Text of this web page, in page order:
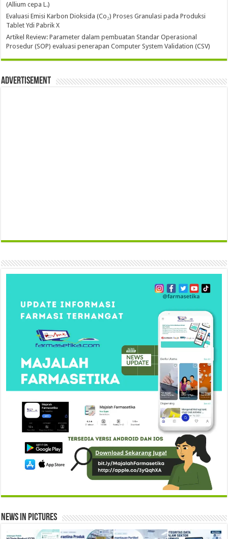
(Allium cepa L.)
Evaluasi Emisi Karbon Dioksida (Co₂) Proses Granulasi pada Produksi
Tablet Ydi Pabrik X
Artikel Review: Parameter dalam pembuatan Standar Operasional
Prosedur (SOP) evaluasi penerapan Computer System Validation (CSV)
Advertisement
News in Pictures